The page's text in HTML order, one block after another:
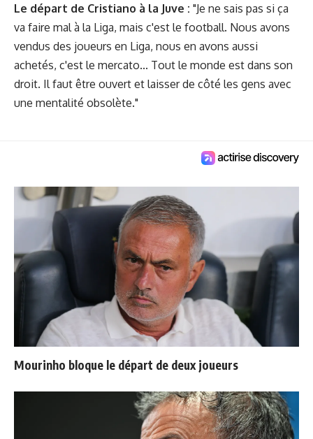
Le départ de Cristiano à la Juve : "Je ne sais pas si ça
va faire mal à la Liga, mais c'est le football. Nous avons
vendus des joueurs en Liga, nous en avons aussi
achetés, c'est le mercato... Tout le monde est dans son
droit. Il faut être ouvert et laisser de côté les gens avec
une mentalité obsolète."
Mourinho bloque le départ de deux joueurs